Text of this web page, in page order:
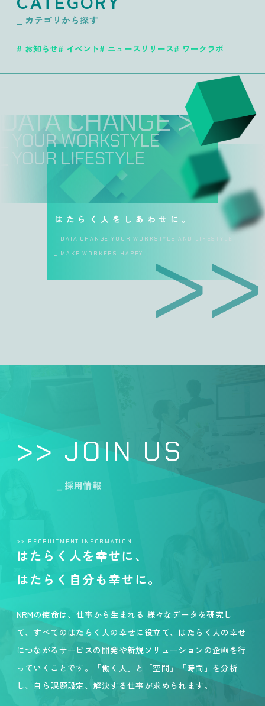
_ カテゴリから探す
お知らせ イベント ニュースリリース ワークラボ
DATA CHANGE >>
_ YOUR WORKSTYLE
_ YOUR LIFESTYLE
はたらく人をしあわせに。
_ DATA CHANGE YOUR WORKSTYLE AND LIFESTYLE
_ MAKE WORKERS HAPPY.
>> JOIN US
_ 採用情報
>> RECRUITMENT INFORMATION…
はたらく人を幸せに、
はたらく自分も幸せに。
NRMの使命は、仕事から生まれる 様々なデータを研究し
て、すべてのはたらく人の幸せに役立て、はたらく人の幸せ
につながるサービスの開発や新規ソリューションの企画を行
っていくことです。「働く人」と「空間」「時間」を分析
し、自ら課題設定、解決する仕事が求められます。